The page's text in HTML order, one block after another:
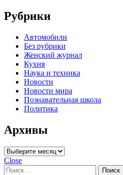
Рубрики
Автомобили
Без рубрики
Женский журнал
Кухня
Наука и техника
Новости
Новости мира
Познавательная школа
Политика
Архивы
Архивы
Close
Найти: